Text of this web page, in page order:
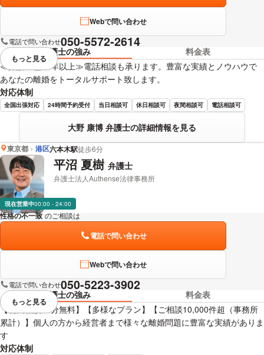
Webで問い合わせ
電話で問い合わせ050-5572-2614
弁護士の強み
料金表
≪弁護士歴20年以上≫電話相談も承ります。豊富な実績とノウハウで
あなたの離婚をトータルサポート致します。
対応体制
全国出張対応 24時間予約受付 当日相談可 休日相談可 夜間相談可 電話相談可
大野 康博 弁護士の詳細情報を見る
視覚的に省略されている要素を
もっと見る
東京都 港区六本木駅徒歩6分
平沼 夏樹 弁護士
弁護士法人Authense法律事務所
現在営業中00:00 - 24:00
性格の不一致 のご相談は
電話で問い合わせ
Webで問い合わせ
電話で問い合わせ050-5223-3902
弁護士の強み
料金表
【初回相談45分無料】【多様なプラン】【ご相談10,000件超（事務所
累計）】個人の方から経営者まで様々な離婚問題に豊富な実績がありま
す
対応体制
視覚的に省略されている要素を
もっと見る